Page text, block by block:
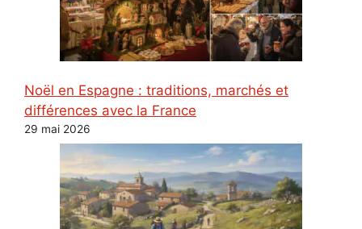
Noël en Espagne : traditions, marchés et
différences avec la France
29 mai 2026